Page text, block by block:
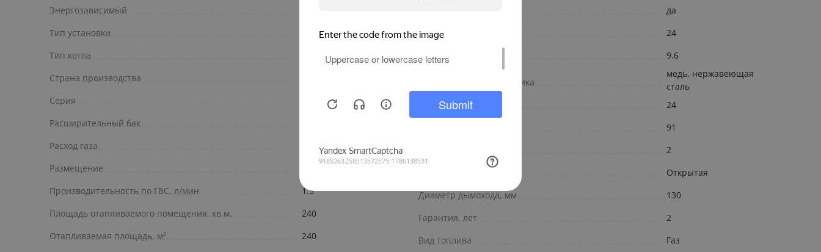
Энергозависимый
Тип установки
настенный
Тип котла
Атмосферный
Страна производства
Серия
atmoTEC pro
Расширительный бак
Расход газа
Размещение
Производительность по ГВС, л/мин
1.5
Площадь отапливаемого помещения, кв.м.
240
Отапливаемая площадь, м²
240
да
Мощность, кВт
24
Мин. мощность, кВт
9.6
Материал теплообменника
медь, нержавеющая
сталь
Макс. мощность, кВт
24
91
2
Открытая
Диаметр дымохода, мм
130
Гарантия, лет
2
Вид топлива
Газ